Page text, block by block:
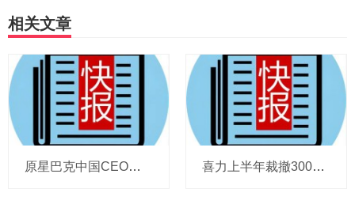
相关文章
原星巴克中国CEO蔡德粦掌舵恒隆，百胜中国完成必胜客内地所有权收购，泸溪河迎来反转，帝亚吉欧裁减岗位计划发布，秋天第一杯奶茶爆单 喜力上半年裁撤3000岗位，太古可口可乐总裁说饮料品类增长态势良好，华润饮料下半年要打三场关键战役，帝亚吉欧新帅努力应对白酒市场影响